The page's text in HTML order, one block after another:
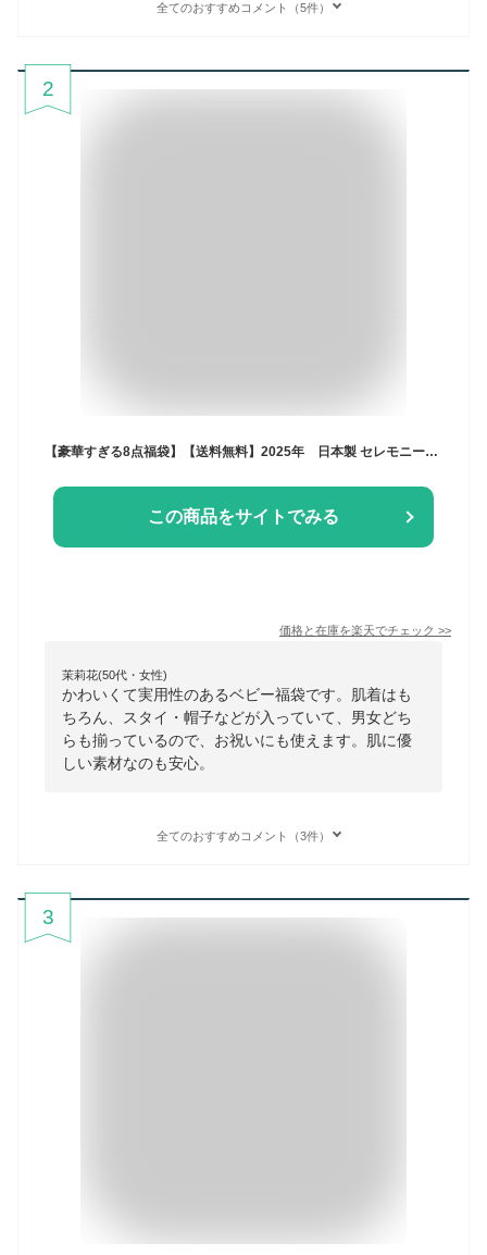
全てのおすすめコメント（5件）
2
【豪華すぎる8点福袋】【送料無料】2025年 日本製 セレモニードレス 新生児 お宮参り ベビー 出産祝い 肌着 スタイ 白 ピンク 長肌着 短肌着 sweetgirl スイートガール 帽子 ギフト 福袋 女の子 男の子 プレゼント P5326 P5324 P6037 ツーウェイオール
この商品をサイトでみる
価格と在庫を楽天でチェック >>
茉莉花(50代・女性)
かわいくて実用性のあるベビー福袋です。肌着はも
ちろん、スタイ・帽子などが入っていて、男女どち
らも揃っているので、お祝いにも使えます。肌に優
しい素材なのも安心。
全てのおすすめコメント（3件）
3